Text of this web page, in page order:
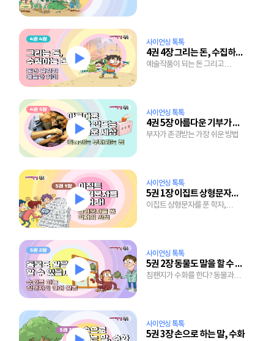
사이언싱 톡톡
4권 4장 그리는 돈, 수집하는 돈
예술작품이 되는 돈 그리고
사이언싱 톡톡
4권 5장 아름다운 기부가 만드는 아름다운 세상
부자가 존경받는 가장 쉬운 방법
사이언싱 톡톡
5권 1장 이집트 상형문자를 풀어라
이집트 상형문자를 푼 학자,
사이언싱 톡톡
5권 2장 동물도 말을 할 수 있을까?
침팬지가 수화를 한다? 동물과
사이언싱 톡톡
5권 3장 손으로 하는 말, 수화